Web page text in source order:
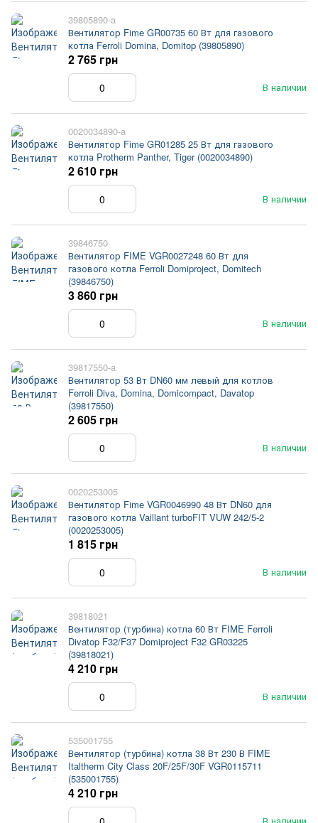
39805890-a
Вентилятор Fime GR00735 60 Вт для газового
котла Ferroli Domina, Domitop (39805890)
В наличии
2 765 грн
0020034890-a
Вентилятор Fime GR01285 25 Вт для газового
котла Protherm Panther, Tiger (0020034890)
В наличии
2 610 грн
39846750
Вентилятор FIME VGR0027248 60 Вт для
газового котла Ferroli Domiproject, Domitech
(39846750)
В наличии
3 860 грн
39817550-a
Вентилятор 53 Вт DN60 мм левый для котлов
Ferroli Diva, Domina, Domicompact, Davatop
(39817550)
В наличии
2 605 грн
0020253005
Вентилятор Fime VGR0046990 48 Вт DN60 для
газового котла Vaillant turboFIT VUW 242/5-2
(0020253005)
В наличии
1 815 грн
39818021
Вентилятор (турбина) котла 60 Вт FIME Ferroli
Divatop F32/F37 Domiproject F32 GR03225
(39818021)
В наличии
4 210 грн
535001755
Вентилятор (турбина) котла 38 Вт 230 В FIME
Italtherm City Class 20F/25F/30F VGR0115711
(535001755)
4 210 грн